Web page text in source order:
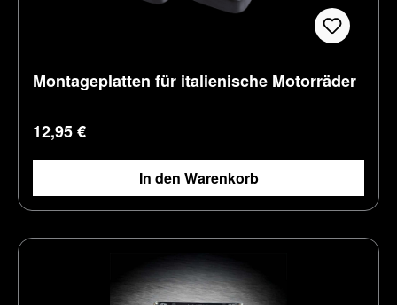
Montageplatten für italienische Motorräder
Regulärer Preis:
12,95 €
In den Warenkorb